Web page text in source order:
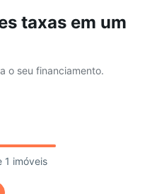
taxas em um
o seu financiamento.
1 imóveis